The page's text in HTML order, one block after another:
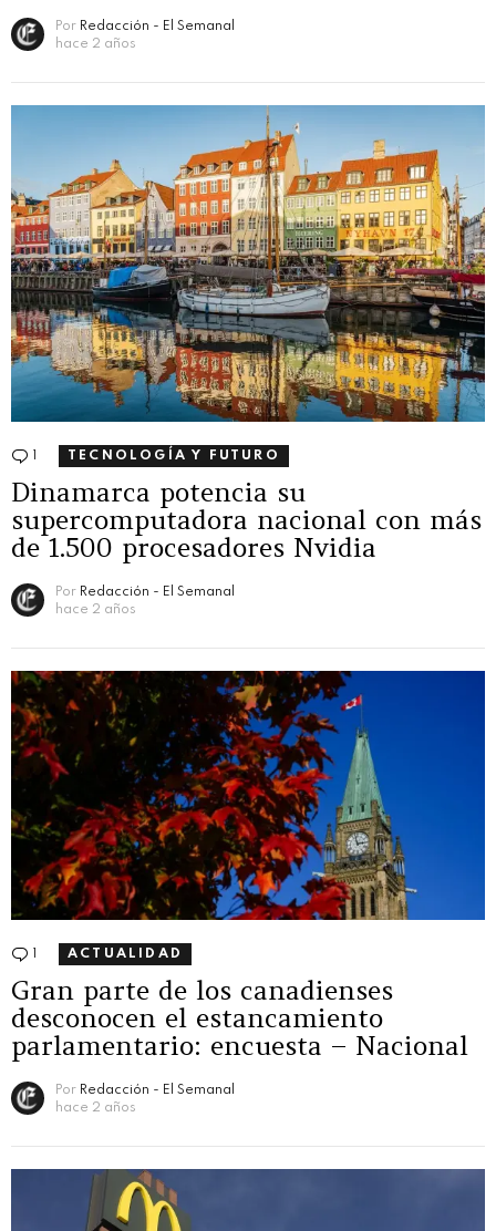
Por Redacción - El Semanal
hace 2 años
Comentario
TECNOLOGÍA Y FUTURO
Dinamarca potencia su
supercomputadora nacional con más
de 1.500 procesadores Nvidia
Por Redacción - El Semanal
hace 2 años
Comentario
ACTUALIDAD
Gran parte de los canadienses
desconocen el estancamiento
parlamentario: encuesta – Nacional
Por Redacción - El Semanal
hace 2 años